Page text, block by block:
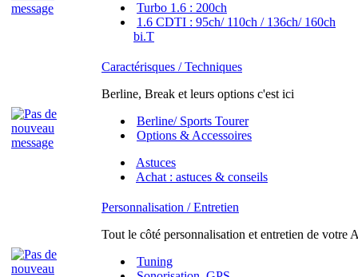
Turbo 1.6 : 200ch
1.6 CDTI : 95ch/ 110ch / 136ch/ 160ch
bi.T
Caractérisques / Techniques
Berline, Break et leurs options c'est ici
Berline/ Sports Tourer
Options & Accessoires
Astuces
Achat : astuces & conseils
Personnalisation / Entretien
Tout le côté personnalisation et entretien de votre
Tuning